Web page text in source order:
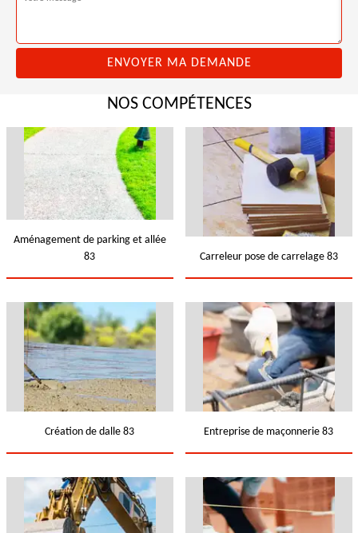
NOS COMPÉTENCES
Aménagement de parking et allée
83
Carreleur pose de carrelage 83
Création de dalle 83 Entreprise de maçonnerie 83